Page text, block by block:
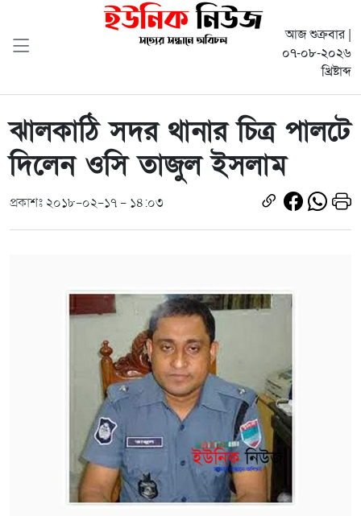
আজ শুক্রবার |
০৭-০৮-২০২৬
খ্রিষ্টাব্দ
ঝালকাঠি সদর থানার চিত্র পালটে
দিলেন ওসি তাজুল ইসলাম
প্রকাশঃ ২০১৮-০২-১৭ - ১৪:০৩